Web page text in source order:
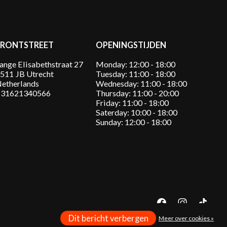
Elisabethstraat 27
JB Utrecht
OPENINGSTIJDEN
Monday: 12:00 - 18:00
Tuesday: 11:00 - 18:00
Wednesday: 11:00 - 18:00
Thursday: 11:00 - 20:00
Friday: 11:00 - 18:00
Saterday: 10:00 - 18:00
Sunday: 12:00 - 18:00
Dit bericht verbergen Meer over cookies »